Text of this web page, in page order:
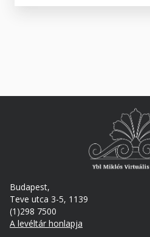
Budapest,
Teve utca 3-5, 1139
(1)298 7500
A levéltár honlapja